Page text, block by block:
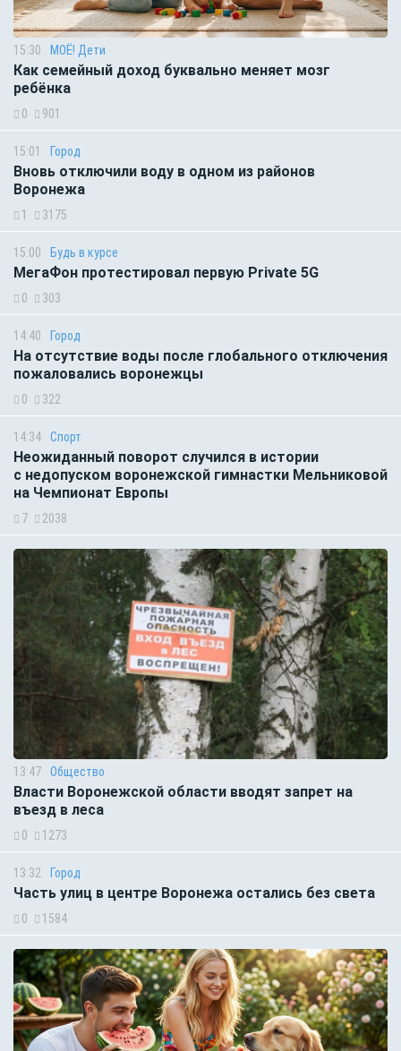
15:30 МОЁ! Дети
Как семейный доход буквально меняет мозг
ребёнка
0 901
15:01 Город
Вновь отключили воду в одном из районов
Воронежа
1 3175
15:00 Будь в курсе
МегаФон протестировал первую Private 5G
0 303
14:40 Город
На отсутствие воды после глобального отключения
пожаловались воронежцы
0 322
14:34 Спорт
Неожиданный поворот случился в истории
с недопуском воронежской гимнастки Мельниковой
на Чемпионат Европы
7 2038
13:47 Общество
Власти Воронежской области вводят запрет на
въезд в леса
0 1273
13:32 Город
Часть улиц в центре Воронежа остались без света
0 1584